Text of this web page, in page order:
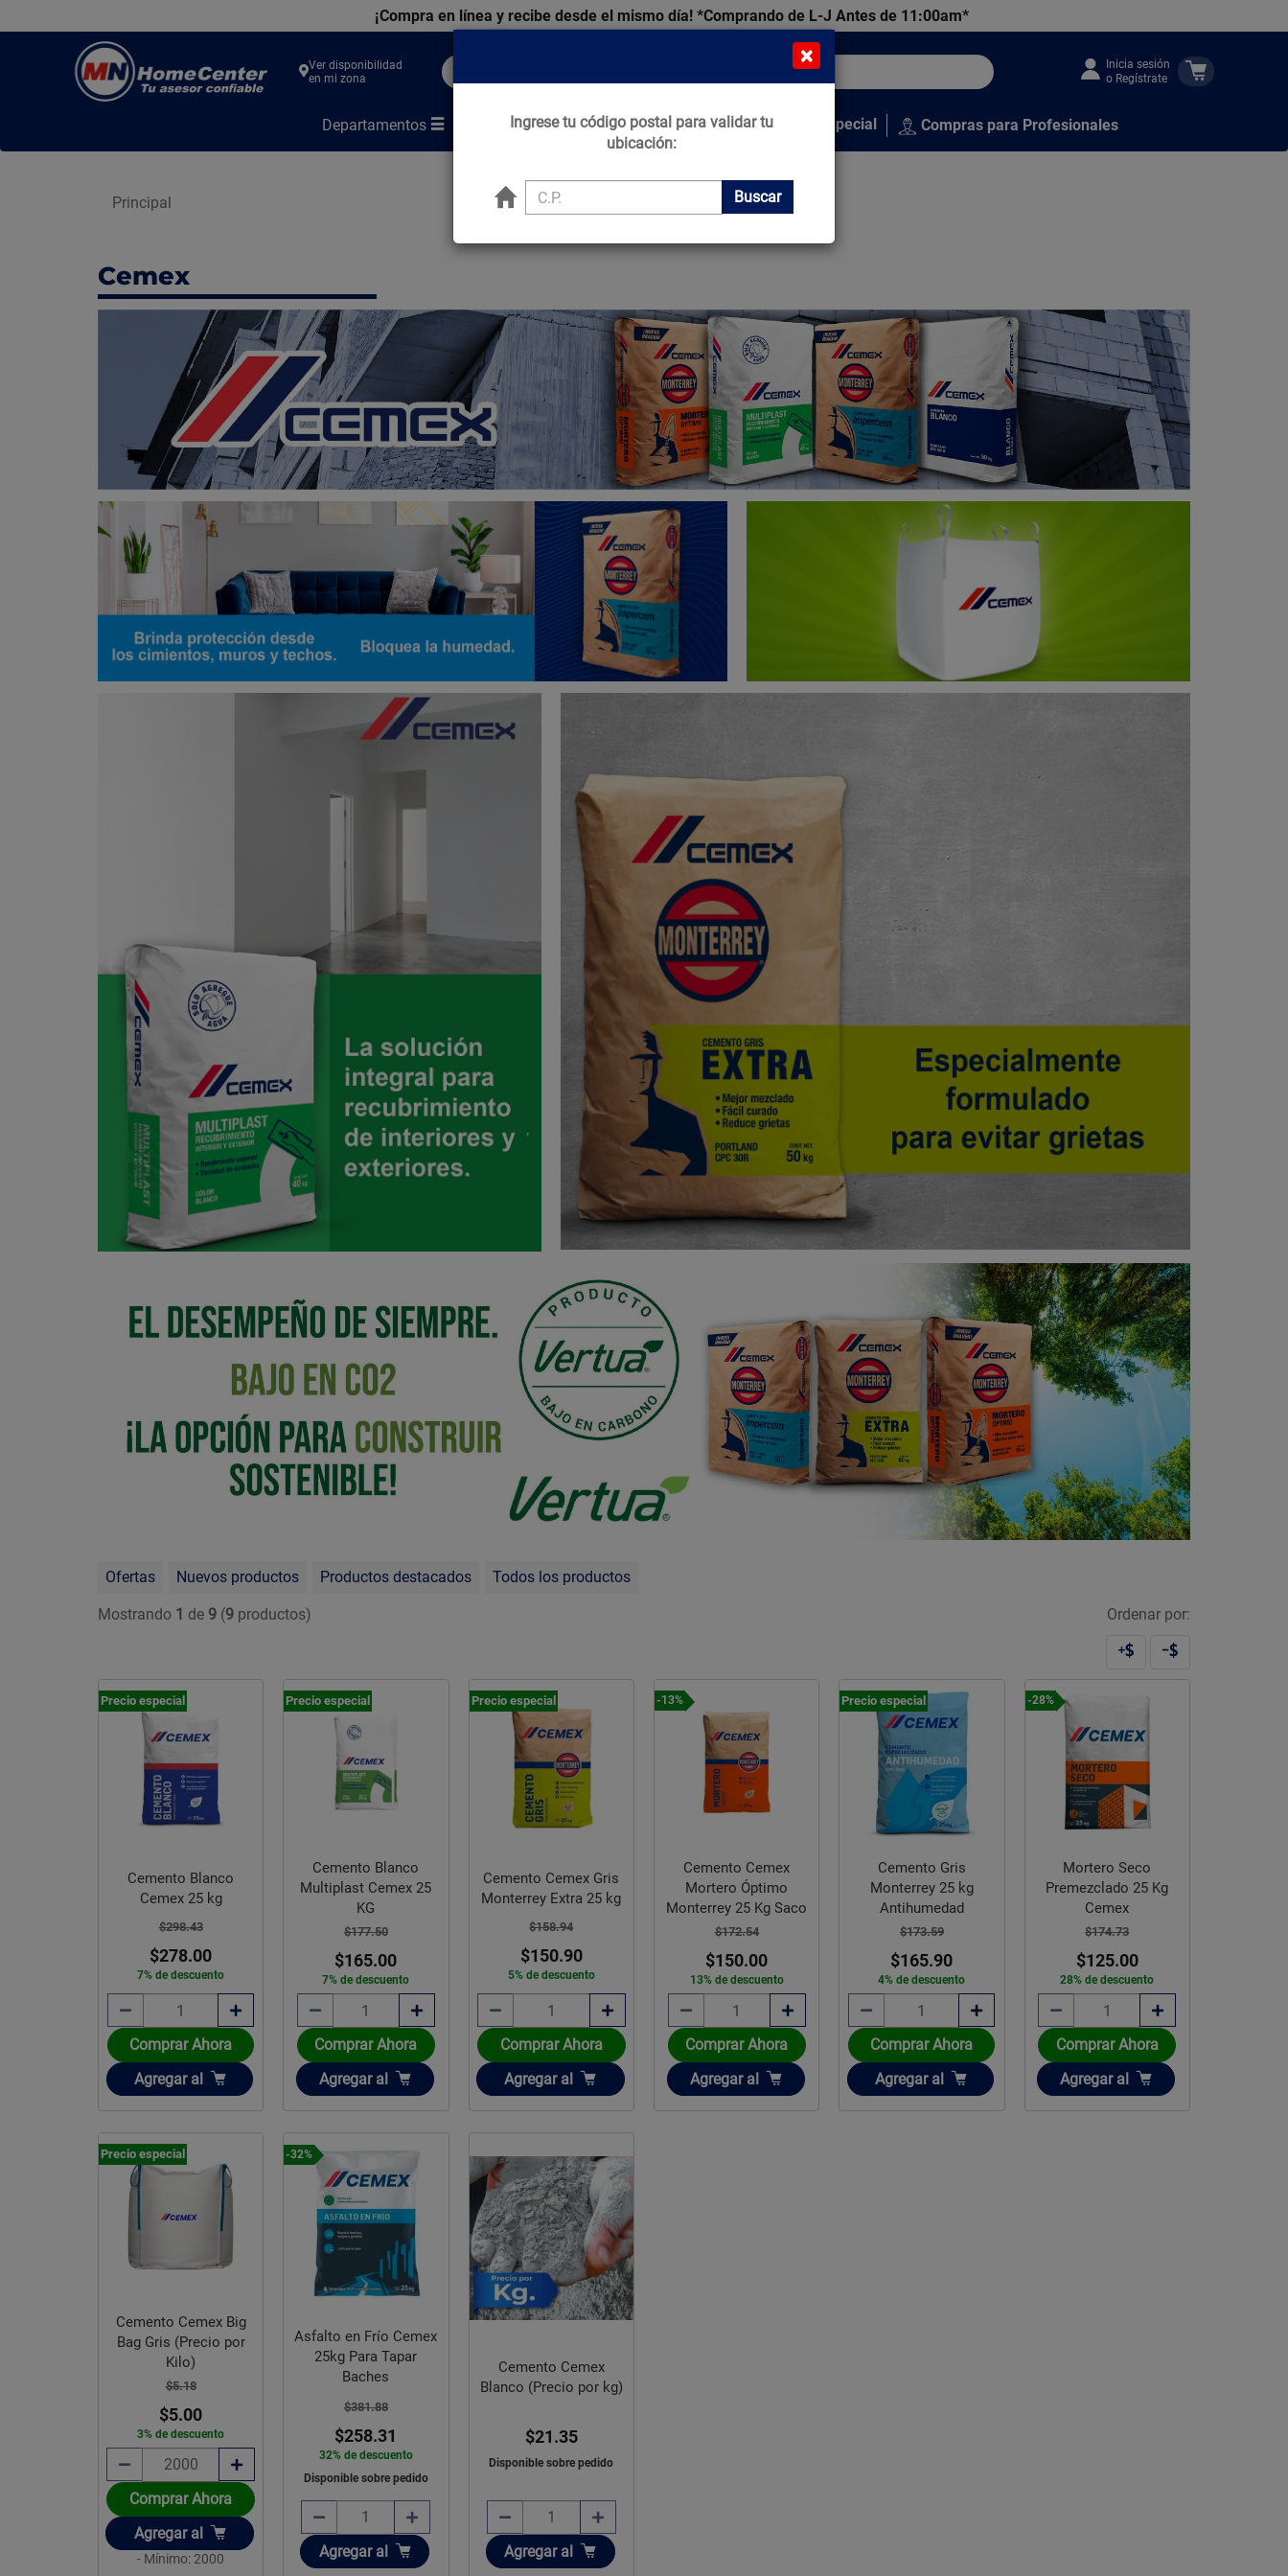
¡Compra en línea y recibe desde el mismo día! *Comprando de L-J Antes de 11:00am*
Center
Ver disponibilidad
en mi zona
Inicia sesión
o Regístrate
Departamentos Marcas Tips que Construyen Venta Especial Compras para Profesionales
Principal
Cemex
Ofertas Nuevos productos Productos destacados Todos los productos
Mostrando 1 de 9 (9 productos) Ordenar por:
Precio especial
Cemento Blanco
Cemex 25 kg
$298.43
$278.00
7% de descuento
Comprar Ahora
Añadir
Agregar al
Precio especial
Cemento Blanco
Multiplast Cemex 25
KG
$177.50
$165.00
7% de descuento
Comprar Ahora
Añadir
Agregar al
Precio especial
Cemento Cemex Gris
Monterrey Extra 25 kg
$158.94
$150.90
5% de descuento
Comprar Ahora
Añadir
Agregar al
-13%
Cemento Cemex
Mortero Óptimo
Monterrey 25 Kg Saco
$172.54
$150.00
13% de descuento
Comprar Ahora
Añadir
Agregar al
Precio especial
Cemento Gris
Monterrey 25 kg
Antihumedad
$173.59
$165.90
4% de descuento
Comprar Ahora
Añadir
Agregar al
-28%
Mortero Seco
Premezclado 25 Kg
Cemex
$174.73
$125.00
28% de descuento
Comprar Ahora
Añadir
Agregar al
Precio especial
Cemento Cemex Big
Bag Gris (Precio por
Kilo)
$5.18
$5.00
3% de descuento
Comprar Ahora
Añadir
Agregar al
- Mínimo: 2000
-32%
Asfalto en Frío Cemex
25kg Para Tapar
Baches
$381.88
$258.31
32% de descuento
Disponible sobre pedido
Añadir
Agregar al
Cemento Cemex
Blanco (Precio por kg)
$21.35
Disponible sobre pedido
Añadir
Agregar al
×
Ingrese tu código postal para validar tu
ubicación:
Buscar